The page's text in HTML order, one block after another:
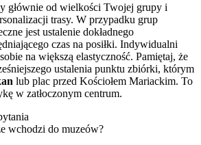
głównie od wielkości Twojej grupy i
trasy. W przypadku grup
jest ustalenie dokładnego
czas na posiłki. Indywidualni
na większą elastyczność. Pamiętaj, że
ustalenia punktu zbiórki, którym
lub plac przed Kościołem Mariackim. To
w zatłoczonym centrum.
wchodzi do muzeów?